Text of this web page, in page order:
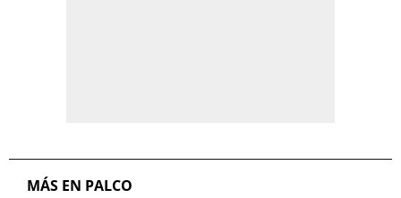
MÁS EN PALCO